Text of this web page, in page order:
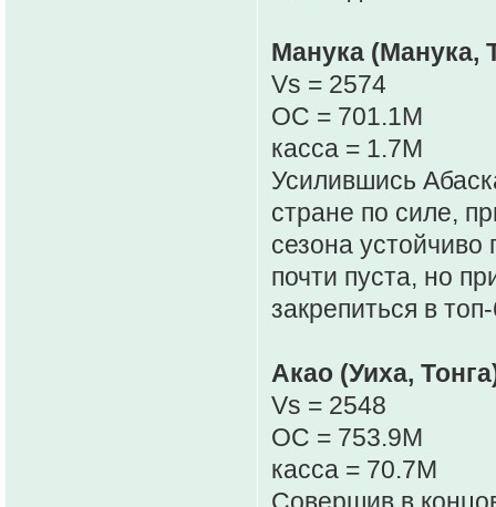
Манука (Манука,
Vs = 2574
OC = 701.1M
касса = 1.7M
Усилившись
стране по силе,
сезона
почти пуста, но
закрепиться в
Акао (Уиха,
Vs = 2548
OC = 753.9M
касса = 70.7M